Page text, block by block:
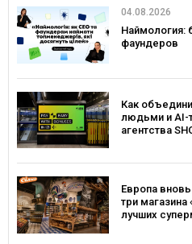
04.08.2026
Наймология:
фаундеров
Как
людьми и AI-
агентства
Европа
три магазина
лучших